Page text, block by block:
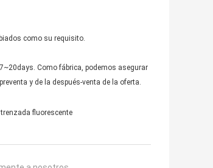
como su requisito.
Como fábrica, podemos asegurar
y de la después-venta de la oferta.
fluorescente